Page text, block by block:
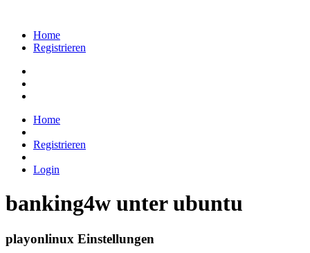
Home
Registrieren
Home
Registrieren
Login
banking4w unter ubuntu
playonlinux Einstellungen